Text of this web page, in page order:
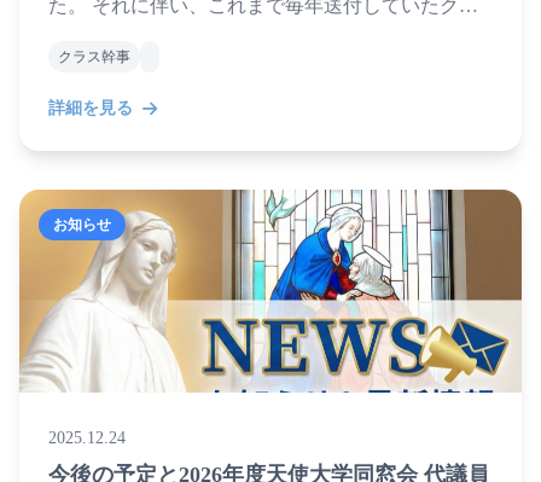
た。 それに伴い、これまで毎年送付していたクラ
た。 また、...
クラス幹事
詳細を見る
お知らせ
2025.12.24
今後の予定と2026年度天使大学同窓会 代議員